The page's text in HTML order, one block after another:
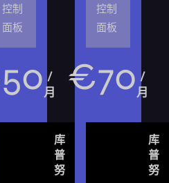
控制
面板
50 /
月
库
普
努
控制
面板
€70 /
月
库
普
努